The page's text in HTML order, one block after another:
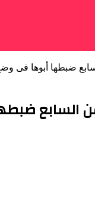
ضبطها أبوها فى
السابع